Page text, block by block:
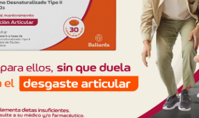
Otros productos con
diclofenac+pridinol
Otros productos deFabra